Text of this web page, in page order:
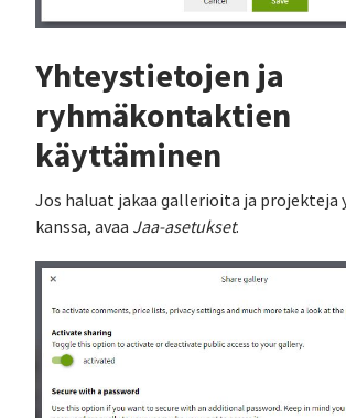
Yhteystietojen ja
ryhmäkontaktien
käyttäminen
Jos haluat jakaa gallerioita ja
kanssa, avaa Jaa-asetukset.